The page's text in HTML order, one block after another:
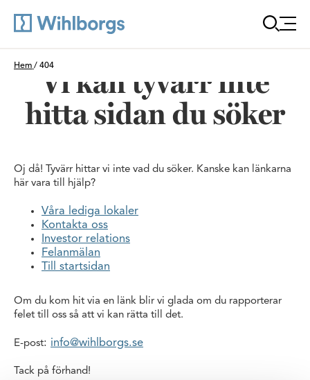
Du är här:
Hem / 404
Vi kan tyvärr inte
hitta sidan du söker
Oj då! Tyvärr hittar vi inte vad du söker. Kanske kan länkarna
här vara till hjälp?
Våra lediga lokaler
Kontakta oss
Investor relations
Felanmälan
Till startsidan
Om du kom hit via en länk blir vi glada om du rapporterar
felet till oss så att vi kan rätta till det.
E-post: info@wihlborgs.se
Tack på förhand!